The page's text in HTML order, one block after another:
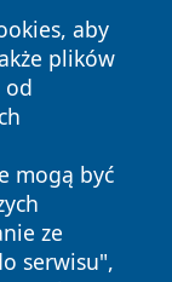
aby
plików
od
mogą być
ze
serwisu",
prawa